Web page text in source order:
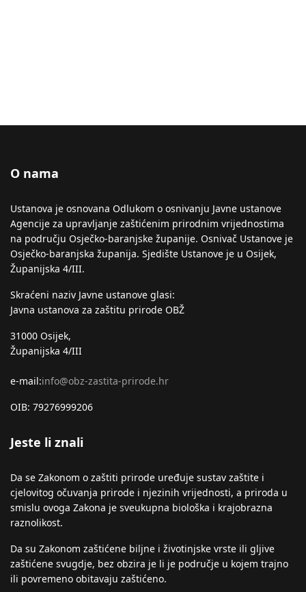
O nama
Ustanova je osnovana Odlukom o osnivanju Javne ustanove
Agencije za upravljanje zaštićenim prirodnim vrijednostima
na području Osječko-baranjske županije. Osnivač Ustanove je
Osječko-baranjska županija. Sjedište Ustanove je u Osijek,
Županijska 4/III.
Skraćeni naziv Javne ustanove glasi:
Javna ustanova za zaštitu prirode OBŽ
31000 Osijek,
Županijska 4/III
e-mail:info@obz-zastita-prirode.hr
OIB: 79276999206
Jeste li znali
Da se Zakonom o zaštiti prirode uređuje sustav zaštite i
cjelovitog očuvanja prirode i njezinih vrijednosti, a priroda u
smislu ovoga Zakona je sveukupna biološka i krajobrazna
raznolikost.
Da su Zakonom zaštićene biljne i životinjske vrste ili gljive
zaštićene svugdje, bez obzira je li je područje u kojem trajno
ili povremeno obitavaju zaštićeno.